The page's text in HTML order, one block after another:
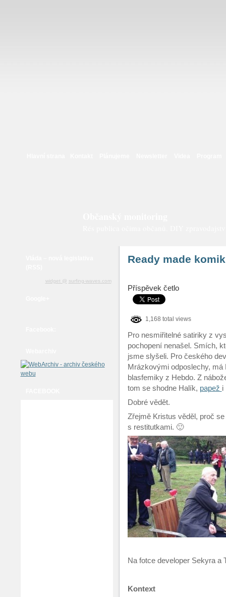
widget @ surfing-waves.com
Ready made
Příspěvek četlo
1,168 total views
Pro nesmiřitelné satiriky z
pochopení nenašel. Smích,
jsme slyšeli. Pro českého
Mrázkovými odposlechy,
blasfemiky z Hebdo. Z
tom se shodne Halík, papež i
Dobré vědět.
Zřejmě Kristus věděl, proč
s restitutkami. 🙂
Na fotce developer Sekyra a
Kontext